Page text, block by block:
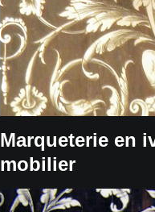
Marqueterie en
mobilier